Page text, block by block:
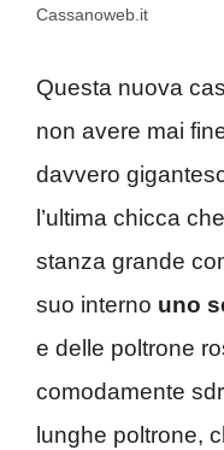
Cassanoweb.it
Questa nuova
non avere mai
davvero
l’ultima chicca
stanza grande
suo interno uno
e delle poltrone
comodamente
lunghe poltrone,